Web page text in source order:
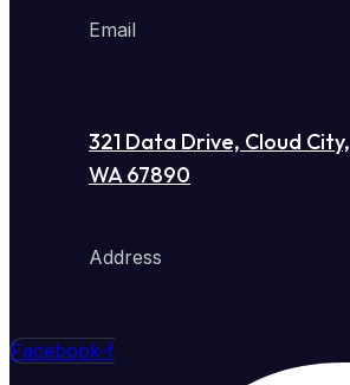
Email
321 Data Drive, Cloud City,
WA 67890
Address
Facebook-f